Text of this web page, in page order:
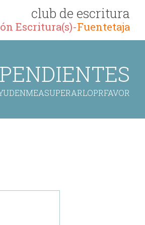
club de escritura
Escritura(s)-Fuentetaja